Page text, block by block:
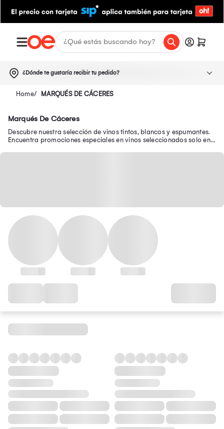
¿Dónde te gustaría recibir tu pedido?
MARQUÉS DE CÁCERES
Marqués De Cáceres
Descubre nuestra selección de vinos tintos, blancos y espumantes.
Encuentra promociones especiales en vinos seleccionados solo en